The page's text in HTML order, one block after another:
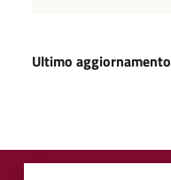
Ultimo aggiornamento